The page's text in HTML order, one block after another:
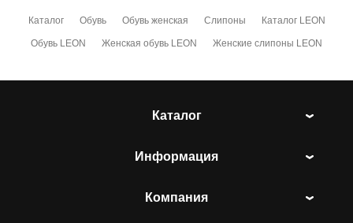
Каталог Обувь Обувь женская Слипоны Каталог LEON
Обувь LEON Женская обувь LEON Женские слипоны LEON
Каталог
Информация
Компания